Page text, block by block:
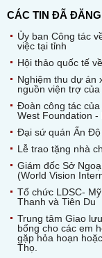
CÁC TIN ĐÃ ĐĂNG
Ủy ban Công tác
việc tại tỉnh
Hội thảo quốc tế
Nghiệm thu dự án
nguồn viện trợ của
Đoàn công tác
West Foundation -
Đại sứ quán Ấn
Lễ trao tặng nhà
Giám đốc Sở
(World Vision
Tổ chức LDSC-
Thanh và Tiên Du
Trung tâm Giao
bổng cho các em
gặp hỏa hoạn
Thọ.